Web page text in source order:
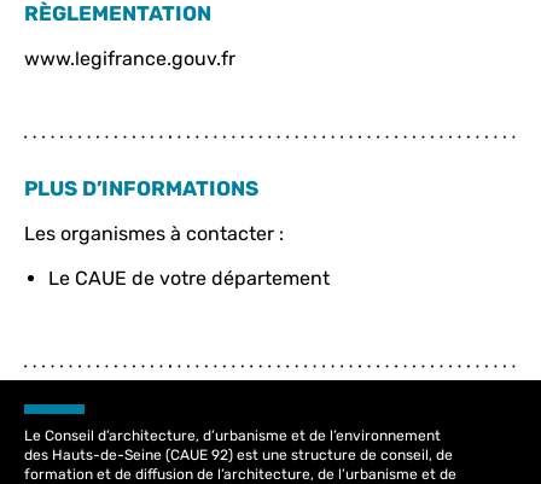
RÈGLEMENTATION
www.legifrance.gouv.fr
PLUS D’INFORMATIONS
Les organismes à contacter :
Le CAUE de votre département
Le Conseil d’architecture, d’urbanisme et de l’environnement
des Hauts-de-Seine (CAUE 92) est une structure de conseil, de
formation et de diffusion de l’architecture, de l’urbanisme et de